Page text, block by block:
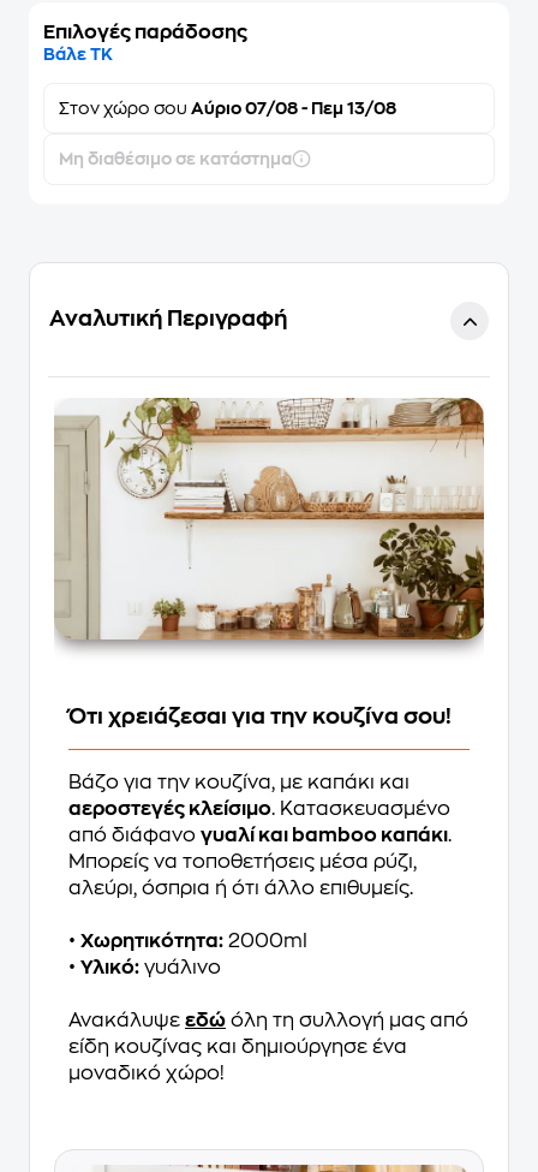
Επιλογές παράδοσης
Βάλε ΤΚ
Στον χώρο σου Αύριο 07/08 - Πεμ 13/08
Μη διαθέσιμο σε κατάστημα
Αναλυτική Περιγραφή
Ότι χρειάζεσαι για την κουζίνα σου!
Βάζο για την κουζίνα, με καπάκι και
αεροστεγές κλείσιμο. Κατασκευασμένο
από διάφανο γυαλί και bamboo καπάκι.
Μπορείς να τοποθετήσεις μέσα ρύζι,
αλεύρι, όσπρια ή ότι άλλο επιθυμείς.
• Xωρητικότητα: 2000ml
• Υλικό: γυάλινο
Ανακάλυψε εδώ όλη τη συλλογή μας από
είδη κουζίνας και δημιούργησε ένα
μοναδικό χώρο!